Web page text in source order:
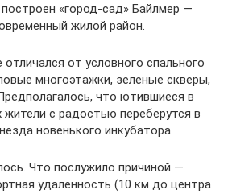
«город-сад» Байлмер —
жилой район.
от условного спального
многоэтажки, зеленые скверы,
что ютившиеся в
жители с радостью переберутся в
новенького инкубатора.
Что послужило причиной —
удаленность (10 км до центра